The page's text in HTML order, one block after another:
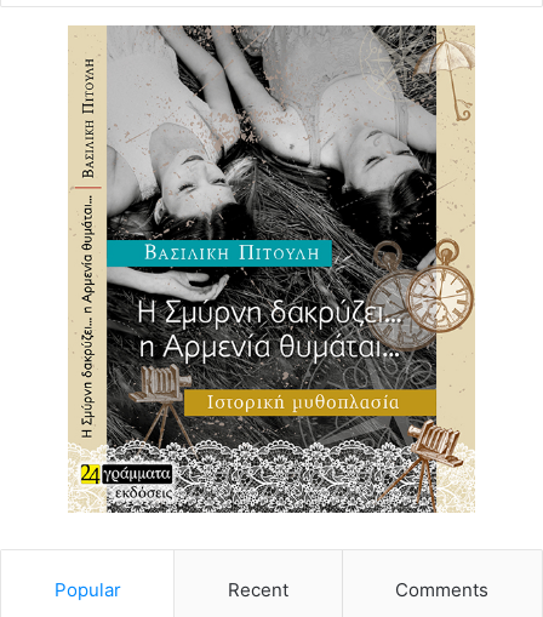
τελευταίας και sold
out παράστασης του χειμερινού ανεβάσματος στον
«Παρνασσό», έδωσε την δυνατότητα σε εκείνες και
εκείνους που δεν κατάφεραν να προμηθευτούν τον
χειμώνα έγκαιρα το εισιτήριο τους να
παρακολουθήσουν μια μοναδική και υπαίθρια εκδοχή των
στροφών», έχοντας πλέον στις αποσκευές του τον
ολοκαίνουργιο του
δίσκο «Σταθερά στα Όνειρα» με τις υπογραφές των Λίνα
Νικολακοπούλου, Ευανθίας Ρεμπούτσικα και Άρη
Δαβαράκη.
Στην μουσική παράσταση που παρουσιάστηκε στο
Κηποθέατρο
Παπάγου, η Λίνα ανθολόγησε με μεράκι την πλούσια
δισκογραφία της
άλλη, νέα διάσταση των αγαπημένων της τραγουδιών.
Popular Recent Comments